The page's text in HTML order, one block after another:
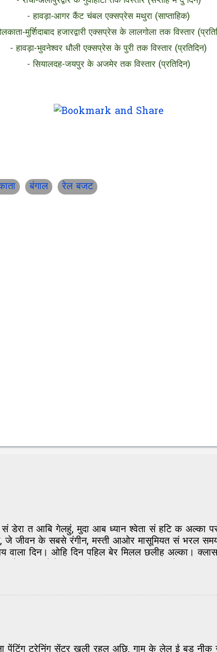
- हावड़ा-आगर कैंट चंबल एक्सप्रेस मथुरा (साप्ताहिक)
मुर्शिदाबाद हजारद्वारी एक्सप्रेस के लालगोला तक विस्तार
- हावड़ा-भुवनेश्वर धौली एक्सप्रेस के पुरी तक विस्तार (प्रतिदिन)
- सियालदह-जयपुर के अजमेर तक विस्तार (प्रतिदिन)
बंगाल रेल बजट
सं डेरा त आबि गेलहुं, मुदा आब ध्यान श्वेता सं हटि क
जीवन के सबसे रंगीन, मस्ती आओर मासूमियत सं भरल
वाला दिन। ओहि दिन पहिल बेर मिलल छलीह अल्का।
में मिश्री घुलल होए। मोन होएत छल जे एकटक दैखेत
सभ शांत भ जाएत। मैथिली त ओहिना मीठ होएत
अपना के बिसैरि हुनका मे खो जएतौं। मंदिर के घंटी जकां